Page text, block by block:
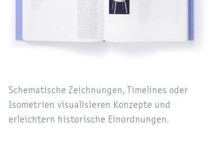
Schematische Zeichnungen, Timelines oder
Isometrien visualisieren Konzepte und
erleichtern historische Einordnungen.